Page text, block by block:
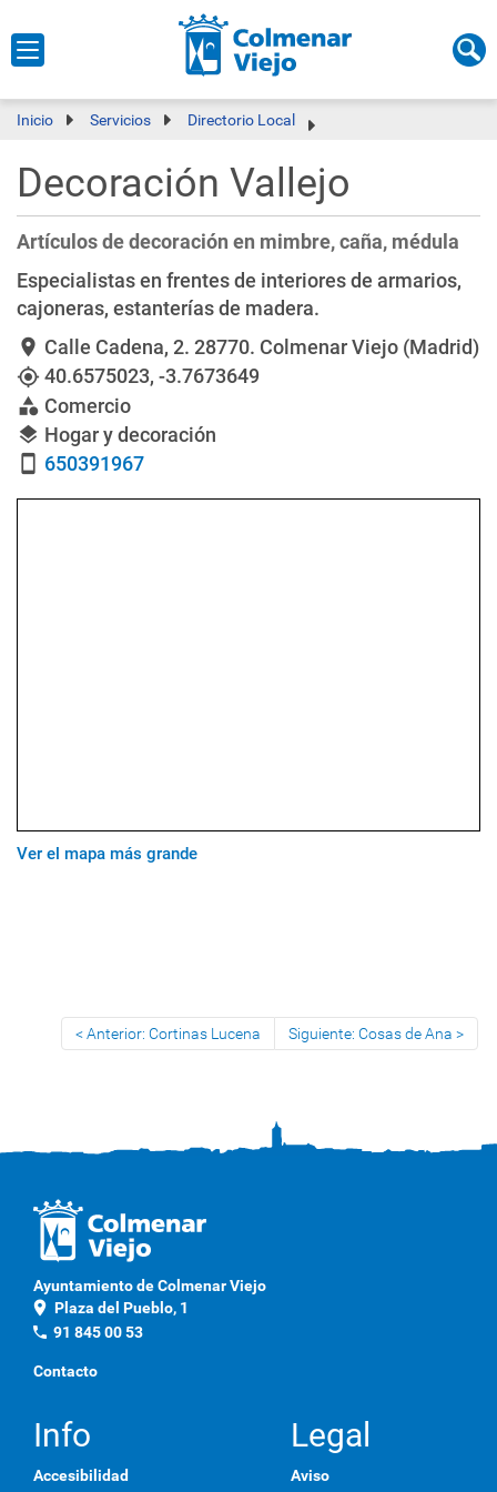
Inicio Servicios Directorio Local
Decoración Vallejo
Artículos de decoración en mimbre, caña, médula
Especialistas en frentes de interiores de armarios,
cajoneras, estanterías de madera.
Ver el mapa más grande
location_on Calle Cadena, 2. 28770. Colmenar Viejo (Madrid)
my_location40.6575023, -3.7673649
category Comercio
layers Hogar y decoración
smartphone 650391967
Anterior: Cortinas Lucena Siguiente: Cosas de Ana
Ayuntamiento de Colmenar Viejo
location_on Plaza del Pueblo, 1
phone 91 845 00 53
Contacto
Info
Accesibilidad
Legal
Aviso